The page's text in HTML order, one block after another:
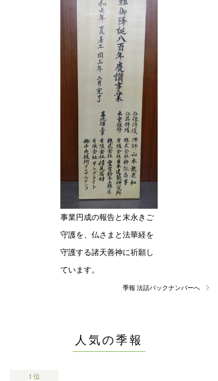
事業円成の報告と末永きご
守護を、仏さまと法華経を
守護する諸天善神に祈願し
ています。
季報 法話バックナンバーへ
人気の季報
1 位